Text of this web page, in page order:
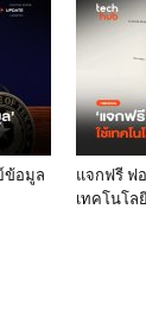
ข้อมูล
แจกฟรี ฟ
เทคโนโล